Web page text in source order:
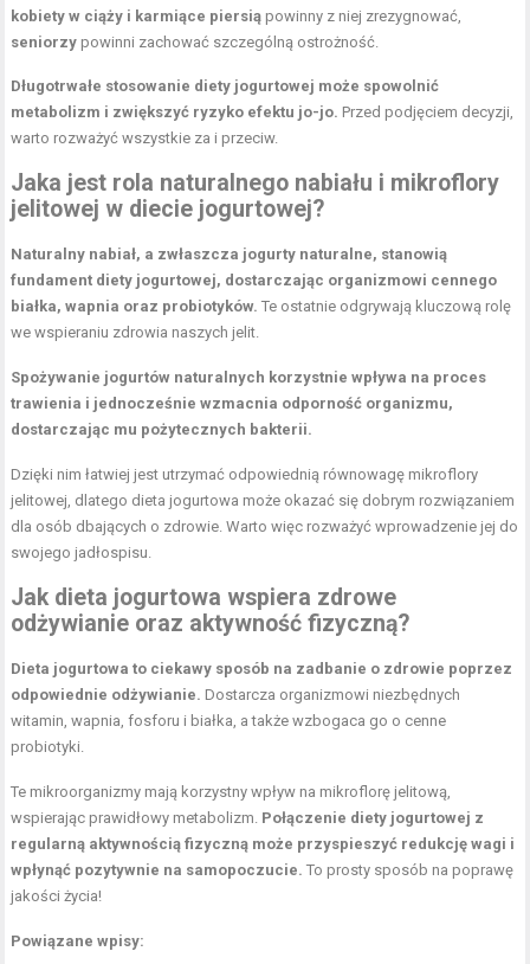
kobiety w ciąży i karmiące piersią powinny z niej zrezygnować,
seniorzy powinni zachować szczególną ostrożność.
Długotrwałe stosowanie diety jogurtowej może spowolnić
metabolizm i zwiększyć ryzyko efektu jo-jo. Przed podjęciem decyzji,
warto rozważyć wszystkie za i przeciw.
Jaka jest rola naturalnego nabiału i mikroflory
jelitowej w diecie jogurtowej?
Naturalny nabiał, a zwłaszcza jogurty naturalne, stanowią
fundament diety jogurtowej, dostarczając organizmowi cennego
białka, wapnia oraz probiotyków. Te ostatnie odgrywają kluczową rolę
we wspieraniu zdrowia naszych jelit.
Spożywanie jogurtów naturalnych korzystnie wpływa na proces
trawienia i jednocześnie wzmacnia odporność organizmu,
dostarczając mu pożytecznych bakterii.
Dzięki nim łatwiej jest utrzymać odpowiednią równowagę mikroflory
jelitowej, dlatego dieta jogurtowa może okazać się dobrym rozwiązaniem
dla osób dbających o zdrowie. Warto więc rozważyć wprowadzenie jej do
swojego jadłospisu.
Jak dieta jogurtowa wspiera zdrowe
odżywianie oraz aktywność fizyczną?
Dieta jogurtowa to ciekawy sposób na zadbanie o zdrowie poprzez
odpowiednie odżywianie. Dostarcza organizmowi niezbędnych
witamin, wapnia, fosforu i białka, a także wzbogaca go o cenne
probiotyki.
Te mikroorganizmy mają korzystny wpływ na mikroflorę jelitową,
wspierając prawidłowy metabolizm. Połączenie diety jogurtowej z
regularną aktywnością fizyczną może przyspieszyć redukcję wagi i
wpłynąć pozytywnie na samopoczucie. To prosty sposób na poprawę
jakości życia!
Powiązane wpisy: